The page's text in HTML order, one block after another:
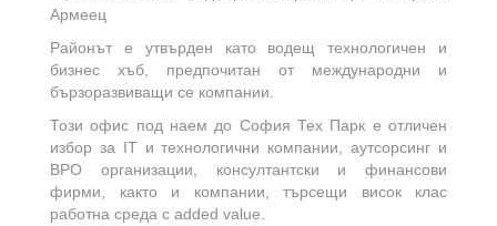
Армеец
Районът е утвърден като водещ технологичен и
бизнес хъб, предпочитан от международни и
бързоразвиващи се компании.
Този офис под наем до София Тех Парк е отличен
избор за IT и технологични компании, аутсорсинг и
BPO организации, консултантски и финансови
фирми, както и компании, търсещи висок клас
работна среда с added value.